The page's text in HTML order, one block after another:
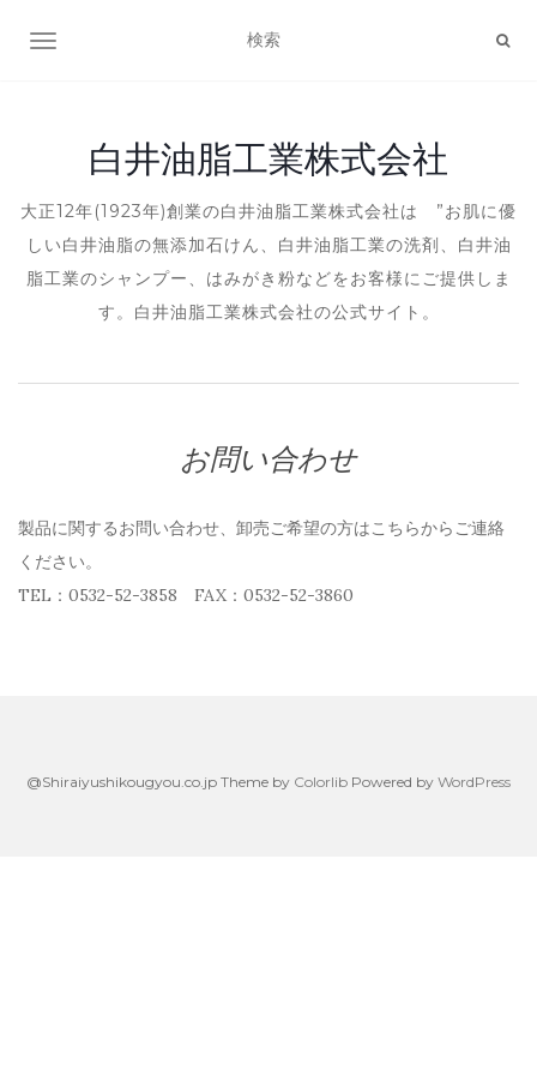
ナビゲーション切り替え
白井油脂工業株式会社
大正12年(1923年)創業の白井油脂工業株式会社は ”お肌に優
しい白井油脂の無添加石けん、白井油脂工業の洗剤、白井油
脂工業のシャンプー、はみがき粉などをお客様にご提供しま
す。白井油脂工業株式会社の公式サイト。
お問い合わせ
製品に関するお問い合わせ、卸売ご希望の方はこちらからご連絡
ください。
TEL：0532-52-3858 FAX：0532-52-3860
@Shiraiyushikougyou.co.jp Theme by Colorlib Powered by WordPress